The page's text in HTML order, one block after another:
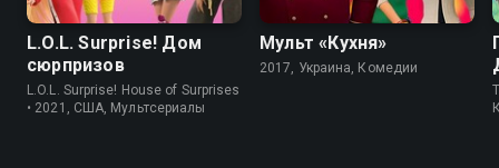
L.O.L. Surprise! Дом
сюрпризов
L.O.L. Surprise! House of Surprises
• 2021, США, Мультсериалы
Мульт «Кухня»
2017, Украина, Комедии